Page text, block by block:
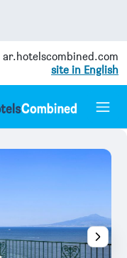
ar.hotelscombined.com
site in English